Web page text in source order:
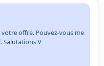
votre offre. Pouvez-vous me
Salutations V